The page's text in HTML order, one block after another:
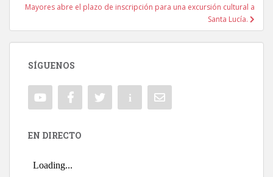
Mayores abre el plazo de inscripción para una excursión cultural a
Santa Lucía.
SÍGUENOS
EN DIRECTO